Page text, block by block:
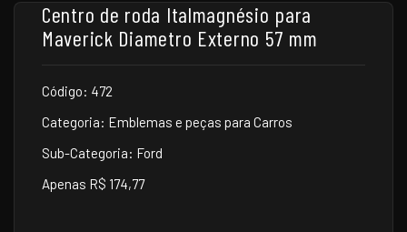
Centro de roda Italmagnésio para
Maverick Diametro Externo 57 mm
Código: 472
Categoria: Emblemas e peças para Carros
Sub-Categoria: Ford
Apenas R$ 174,77